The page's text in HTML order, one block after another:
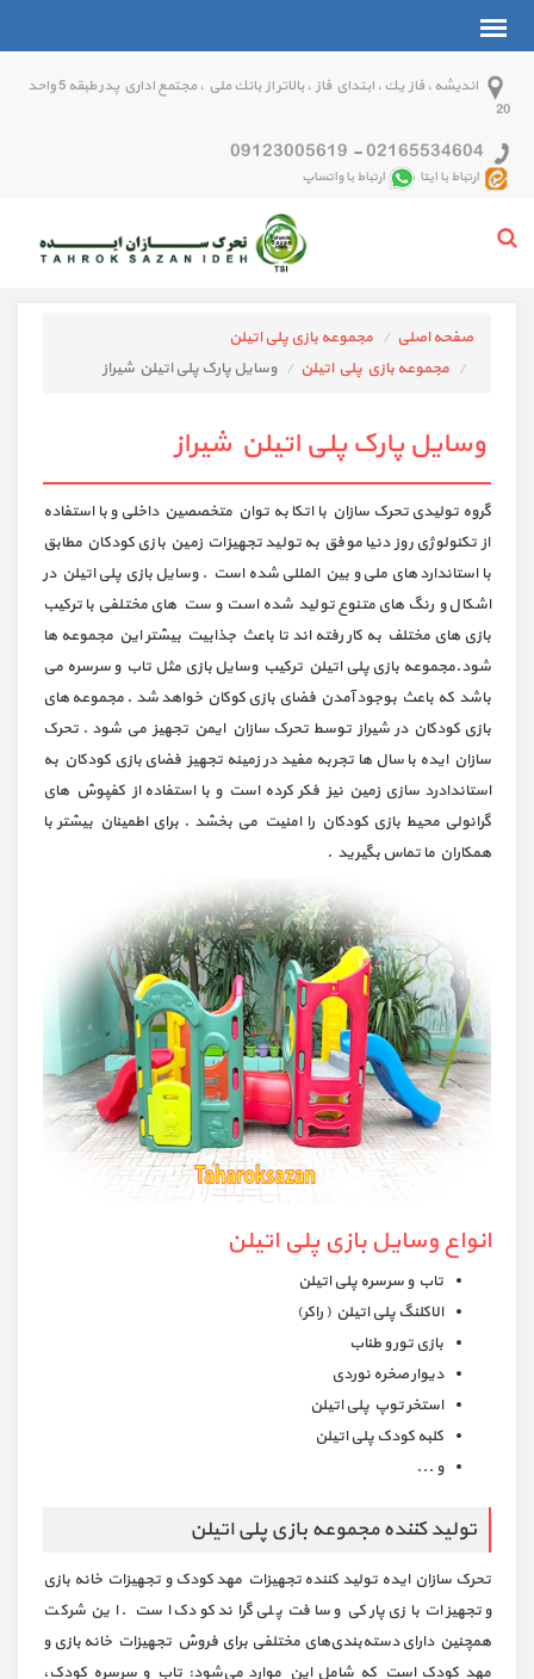
انديشه ، فاز يك ، ابتداي فاز ، بالاتر از بانك ملي ، مجتمع اداري پدر طبقه 5 واحد
20
02165534604
-
09123005619
ارتباط با ایتا ارتباط با واتساپ
صفحه اصلی
مجموعه بازی پلی اتیلن
مجموعه بازي پلي اتيلن
وسایل پارک پلی اتیلن شیراز
وسایل پارک پلی اتیلن شیراز
گروه تولیدی تحرک سازان با اتکا به توان متخصصین داخلی و با استفاده
از تکنولوژی روز دنیا موفق به تولید تجهیزات زمین بازی کودکان مطابق
با استاندارد های ملی و بین المللی شده است . وسایل بازی پلی اتیلن در
اشکال و رنگ های متنوع تولید شده است و ست های مختلفی با ترکیب
بازی های مختلف به کار رفته اند تا باعث جذابیت بیشتر این مجموعه ها
شود.مجموعه بازی پلی اتیلن ترکیب وسایل بازی مثل تاب و سرسره می
باشد که باعث بوجود آمدن فضای بازی کوکان خواهد شد . مجموعه های
بازی کودکان در شیراز توسط تحرک سازان ایمن تجهیز می شود . تحرک
سازان ایده با سال ها تجربه مفید در زمینه تجهیز فضای بازی کودکان به
استاندادرد سازی زمین نیز فکر کرده است و با استفاده از کفپوش های
گرانولی محیط بازی کودکان را امنیت می بخشد . برای اطمینان بیشتر با
همکاران ما تماس بگیرید .
انواع وسایل بازی پلی اتیلن
تاب و سرسره پلی اتیلن
الاکلنگ پلی اتیلن ( راکر)
بازی تور و طناب
دیوار صخره نوردی
استخر توپ پلی اتیلن
کلبه کودک پلی اتیلن
و ...
تولید کننده مجموعه بازی پلی اتیلن
تحرک سازان ایده تولید کننده تجهیزات مهد کودک و تجهیزات خانه بازی
و تجهیزات بازی پارکی و سافت پلی گراند کودک است . این شرکت
همچنین دارای دسته‌بندی‌های مختلفی برای فروش تجهیزات خانه بازی و
مهد کودک است که شامل این موارد می‌شود: تاب و سرسره کودک،